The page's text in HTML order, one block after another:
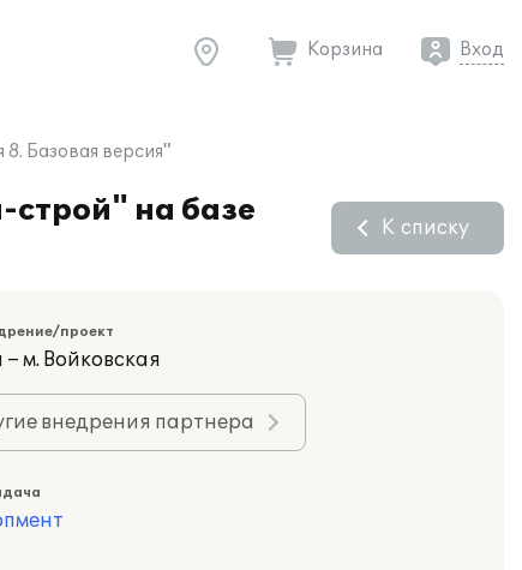
Корзина Вход
Базовая версия"
строй" на базе
К списку
проект
м. Войковская
внедрения партнера